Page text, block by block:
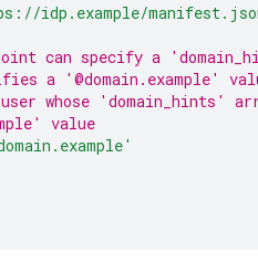
idp.example/
can specify a
a '@domain.example'
whose 'domain_hints'
value